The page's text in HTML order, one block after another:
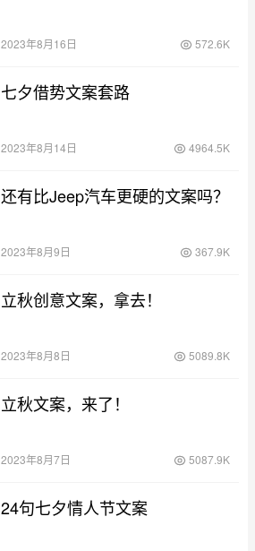
2023年8月16日 572.6K
七夕借势文案套路
2023年8月14日 4964.5K
还有比Jeep汽车更硬的文案吗？
2023年8月9日 367.9K
立秋创意文案，拿去！
2023年8月8日 5089.8K
立秋文案，来了！
2023年8月7日 5087.9K
24句七夕情人节文案